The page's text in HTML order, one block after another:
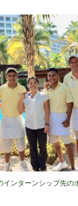
インターンシップ先の